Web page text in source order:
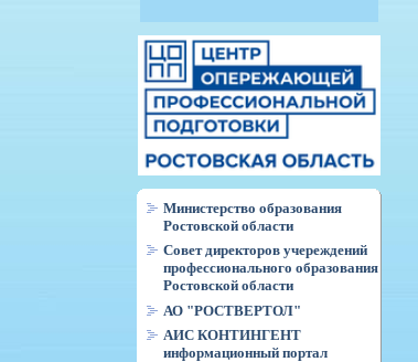
Министерство образования
Ростовской области
Совет директоров учереждений
профессионального образования
Ростовской области
АО "РОСТВЕРТОЛ"
АИС КОНТИНГЕНТ
информационный портал